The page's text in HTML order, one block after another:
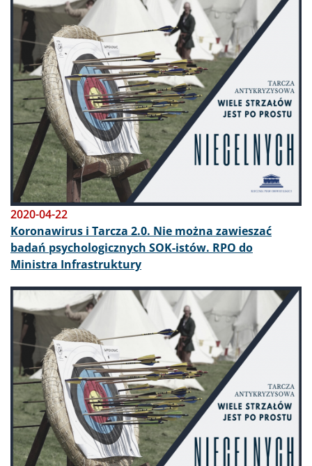
2020-04-22
Koronawirus i Tarcza 2.0. Nie można zawieszać
badań psychologicznych SOK-istów. RPO do
Ministra Infrastruktury
Obraz